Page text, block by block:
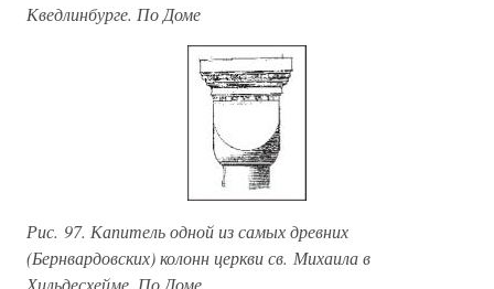
Кведлинбурге. По Доме
Рис. 97. Капитель одной из самых древних
(Бернвардовских) колонн церкви св. Михаила в
Хильдесхейме. По Доме